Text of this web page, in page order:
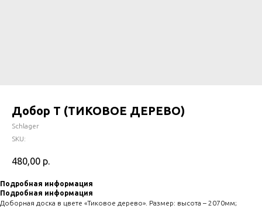
Добор Т (ТИКОВОЕ ДЕРЕВО)
Schlager
SKU:
480,00 р.
Подробная информация
Подробная информация
Доборная доска в цвете «Тиковое дерево». Размер: высота – 2070мм;